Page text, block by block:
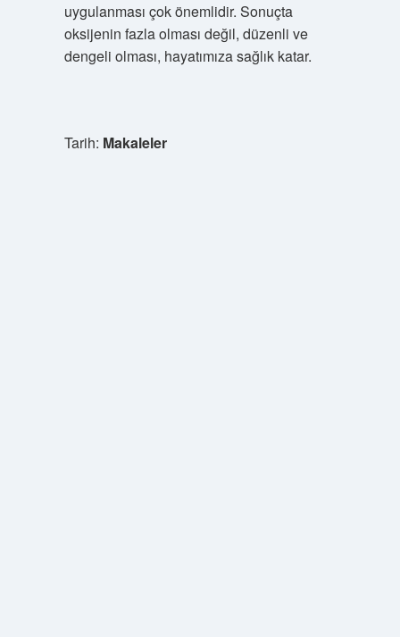
uygulanması çok önemlidir. Sonuçta
oksijenin fazla olması değil, düzenli ve
dengeli olması, hayatımıza sağlık katar.
Tarih: Makaleler